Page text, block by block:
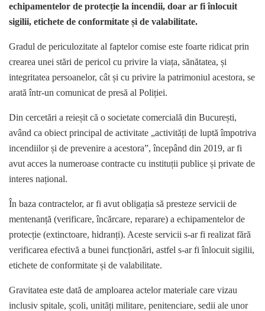
echipamentelor de protecție la incendii, doar ar fi înlocuit
sigilii, etichete de conformitate și de valabilitate.
Gradul de periculozitate al faptelor comise este foarte ridicat prin
crearea unei stări de pericol cu privire la viața, sănătatea, și
integritatea persoanelor, cât și cu privire la patrimoniul acestora, se
arată într-un comunicat de presă al Poliției.
Din cercetări a reieșit că o societate comercială din București,
având ca obiect principal de activitate „activități de luptă împotriva
incendiilor și de prevenire a acestora”, începând din 2019, ar fi
avut acces la numeroase contracte cu instituții publice și private de
interes național.
În baza contractelor, ar fi avut obligația să presteze servicii de
mentenanță (verificare, încărcare, reparare) a echipamentelor de
protecție (extinctoare, hidranți). Aceste servicii s-ar fi realizat fără
verificarea efectivă a bunei funcționări, astfel s-ar fi înlocuit sigilii,
etichete de conformitate și de valabilitate.
Gravitatea este dată de amploarea actelor materiale care vizau
inclusiv spitale, școli, unități militare, penitenciare, sedii ale unor